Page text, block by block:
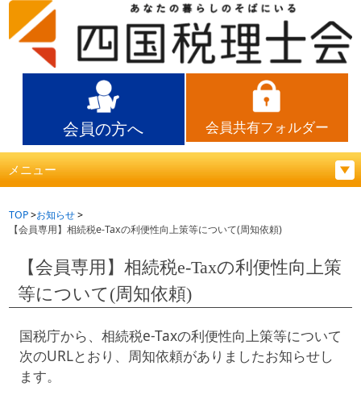
会員の方へ 会員共有フォルダー
メニュー
TOP
お知らせ
【会員専用】相続税e-Taxの利便性向上策等について(周知依頼)
【会員専用】相続税e-Taxの利便性向上策
等について(周知依頼)
国税庁から、相続税e-Taxの利便性向上策等について
次のURLとおり、周知依頼がありましたお知らせし
ます。